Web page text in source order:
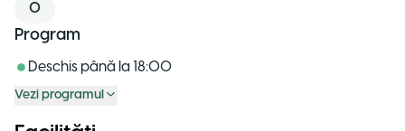
0
Program
Deschis până la 18:00
Vezi programul